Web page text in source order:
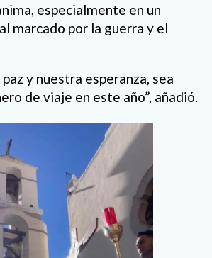
especialmente en un
marcado por la guerra y el
y nuestra esperanza, sea
de viaje en este año”, añadió.